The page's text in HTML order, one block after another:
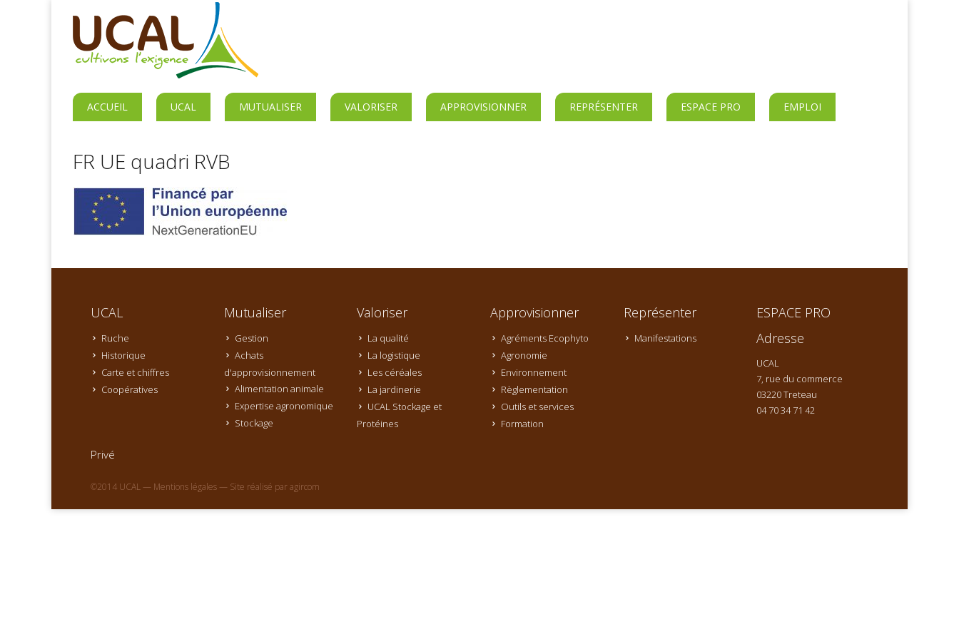
ACCUEIL UCAL MUTUALISER VALORISER APPROVISIONNER REPRÉSENTER ESPACE PRO EMPLOI
FR UE quadri RVB
UCAL
Ruche
Historique
Carte et chiffres
Coopératives
Mutualiser
Gestion
Achats
d'approvisionnement
Alimentation animale
Expertise agronomique
Stockage
Valoriser
La qualité
La logistique
Les céréales
La jardinerie
UCAL Stockage et
Protéines
Approvisionner
Agréments Ecophyto
Agronomie
Environnement
Règlementation
Outils et services
Formation
Représenter
Manifestations
ESPACE PRO
Adresse
UCAL
7, rue du commerce
03220 Treteau
04 70 34 71 42
Privé
©2014 UCAL — Mentions légales — Site réalisé paragircom